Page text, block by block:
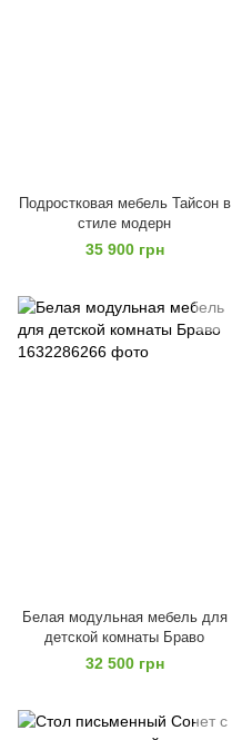
Подростковая мебель Тайсон в
стиле модерн
35 900 грн
Белая модульная мебель для
детской комнаты Браво
32 500 грн